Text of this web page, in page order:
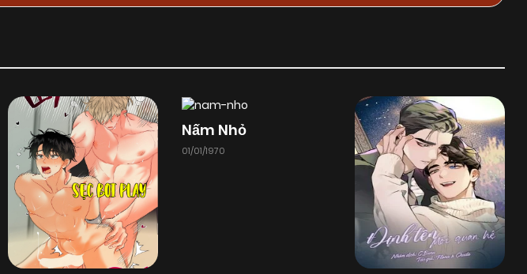
Nấm Nhỏ
01/01/1970